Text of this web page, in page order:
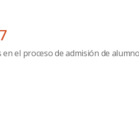
el proceso de admisión de